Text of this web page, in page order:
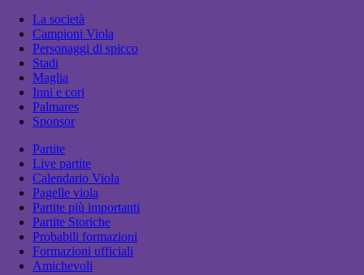
La società
Campioni Viola
Personaggi di spicco
Stadi
Maglia
Inni e cori
Palmares
Sponsor
Partite
Live partite
Calendario Viola
Pagelle viola
Partite più importanti
Partite Storiche
Probabili formazioni
Formazioni ufficiali
Amichevoli